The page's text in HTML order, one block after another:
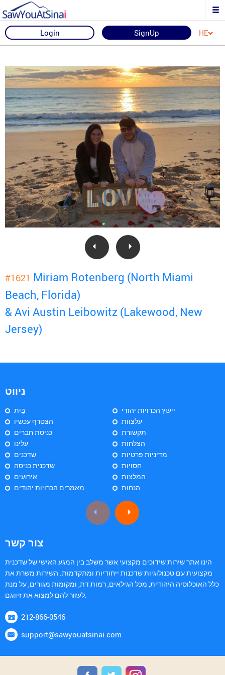
Login SignUp HE
#1621 Miriam Rotenberg (North Miami
Beach, Florida)
& Avi Austin Leibowitz (Lakewood, New
Jersey)
ניווט
בַּיִת
הצטרף עכשיו
כניסת חברים
עלינו
שדכנים
שדכנית כניסה
אירועים
מאמרים הכרויות יהודים
ייעוץ הכרויות יהודי
עלצוות
תקשורת
הצלחות
מדיניות פרטיות
חסויות
המלצות
הנחות
צור קשר
הינו אתר שירות שידוכים מקצועי אשר משלב בין המגע האישי של שדכנית
מקצועית עם טכנולוגיות שדכנות ייחודיות ומתקדמות. השירות משרת את
כלל האוכלוסיה היהודית, מכל הגילאים, רמות דת, ומקומות מגורים, על מנת
לעזור להם למצוא את זיווגם.
212-866-0546
support@sawyouatsinai.com